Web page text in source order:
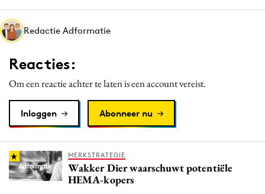
Martech
Media
Merkstrategie
Purpose Marketing
Reputatie & crisis
Redactie Adformatie
Reacties:
Om een reactie achter te laten is een account vereist.
Inloggen Abonneer nu
MERKSTRATEGIE
Wakker Dier waarschuwt potentiële
HEMA-kopers